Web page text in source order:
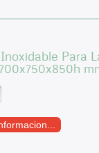
Para